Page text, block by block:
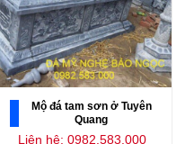
Mộ đá tam sơn ở Tuyên
Quang
Liên hệ: 0982.583.000